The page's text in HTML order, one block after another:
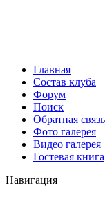
Главная
Состав клуба
Форум
Поиск
Обратная связь
Фото галерея
Видео галерея
Гостевая книга
Навигация